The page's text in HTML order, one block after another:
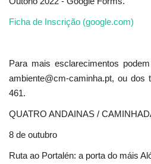
Ficha de Inscrição (google.com)
Para mais esclarecimentos
ambiente@cm-caminha.pt, ou
461.
QUATRO ANDAINAS /
8 de outubro
Ruta ao Portalén: a porta do máis